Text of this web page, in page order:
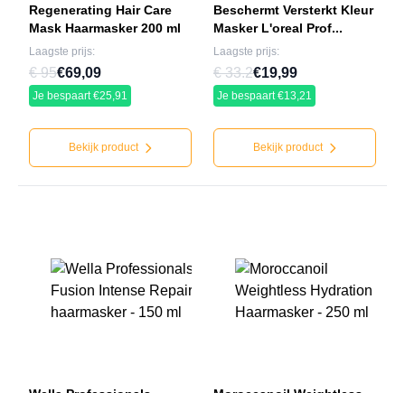
Regenerating Hair Care
Mask Haarmasker 200 ml
Laagste prijs:
€ 95€69,09
Je bespaart €25,91
Bekijk product
Beschermt Versterkt Kleur
Masker L'oreal Prof...
Laagste prijs:
€ 33.2€19,99
Je bespaart €13,21
Bekijk product